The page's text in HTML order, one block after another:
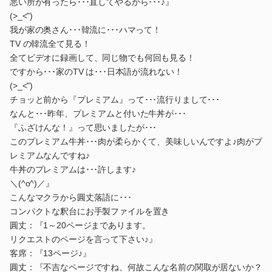
悪い所が有ったら･･･直してやるから･･･♪』
(>_<")
我が家の奥さん･･･韓流に･･･ハマって！
TV の韓流全て見る！
全てビデオに録画して、同じ物でも何回も見る！
ですから･･･家のTV は･･･日本語が流れない！
(>_<")
チョッと前から『プレミアム』って･･･流行りまして･･･
なんと･･･昨年、プレミアムと付いた牛丼が･･･
『ふざけんな！』って思いましたが･･･
このプレミアム牛丼･･･肉が柔らかくて、美味しいんですよ♪肉がプ
レミアムなんですね♪
牛丼のプレミアムは･･･許します♪
＼(^o^)／』
こんなマクラから圓丈落語に･･･
コンパクトな釈台にお手製ファイルを置き
圓丈：『1～20ページまであります。
リクエストのページを言って下さい♪』
客席：『13ページ♪』
圓丈：『不吉なページですね、何故こんな名前の関取が居ないか？